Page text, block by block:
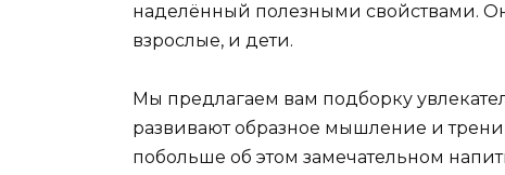
наделённый полезными свойствами.
взрослые, и дети.
Мы предлагаем вам подборку
развивают образное мышление и
побольше об этом замечательном